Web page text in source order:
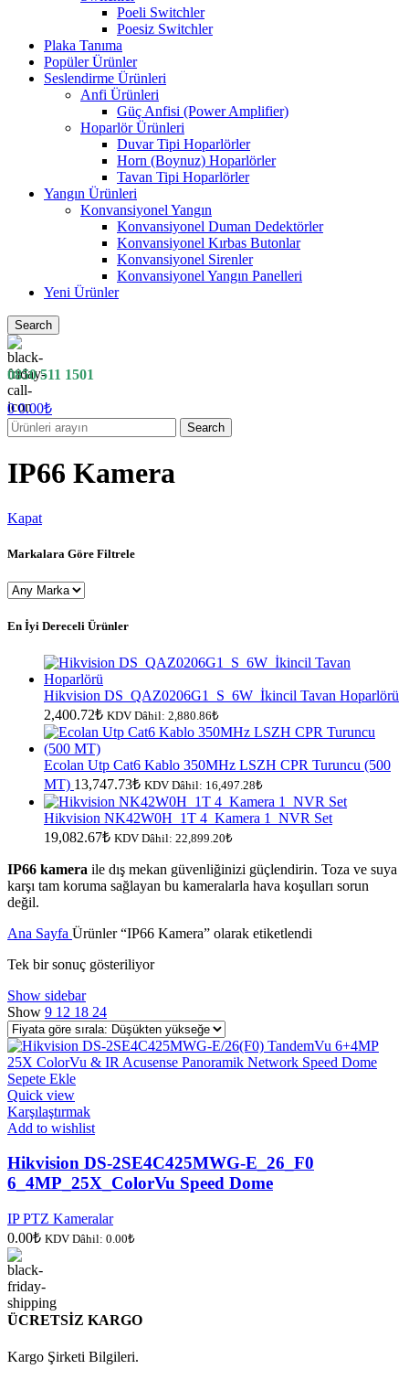
Poeli Switchler
Poesiz Switchler
Plaka Tanıma
Popüler Ürünler
Seslendirme Ürünleri
Anfi Ürünleri
Güç Anfisi (Power Amplifier)
Hoparlör Ürünleri
Duvar Tipi Hoparlörler
Horn (Boynuz) Hoparlörler
Tavan Tipi Hoparlörler
Yangın Ürünleri
Konvansiyonel Yangın
Konvansiyonel Duman Dedektörler
Konvansiyonel Kırbas Butonlar
Konvansiyonel Sirenler
Konvansiyonel Yangın Panelleri
Yeni Ürünler
Search
0850 511 1501
00.00₺
Search
IP66 Kamera
Kapat
Markalara Göre Filtrele
En İyi Dereceli Ürünler
Hikvision DS_QAZ0206G1_S_6W_İkincil Tavan Hoparlörü
2,400.72₺ KDV Dâhil: 2,880.86₺
Ecolan Utp Cat6 Kablo 350MHz LSZH CPR Turuncu (500
MT) 13,747.73₺ KDV Dâhil: 16,497.28₺
Hikvision NK42W0H_1T 4_Kamera 1_NVR Set
19,082.67₺ KDV Dâhil: 22,899.20₺
IP66 kamera ile dış mekan güvenliğinizi güçlendirin. Toza ve suya
karşı tam koruma sağlayan bu kameralarla hava koşulları sorun
değil.
Ana Sayfa Ürünler “IP66 Kamera” olarak etiketlendi
Tek bir sonuç gösteriliyor
Show sidebar
Show 9 12 18 24
Sepete Ekle
Quick view
Karşılaştırmak
Add to wishlist
Hikvision DS-2SE4C425MWG-E_26_F0
6_4MP_25X_ColorVu Speed Dome
IP PTZ Kameralar
0.00₺ KDV Dâhil: 0.00₺
ÜCRETSİZ KARGO
Kargo Şirketi Bilgileri.